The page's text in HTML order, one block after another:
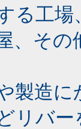
る工場
、そ
製造
リバ